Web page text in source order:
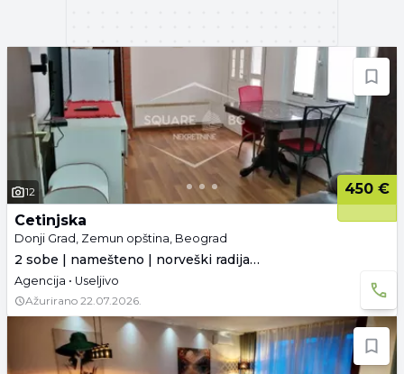
12
450 €
Cetinjska
Donji Grad, Zemun opština, Beograd
2 sobe | namešteno | norveški radijatori
Agencija • Useljivo
Ažurirano 22.07.2026.